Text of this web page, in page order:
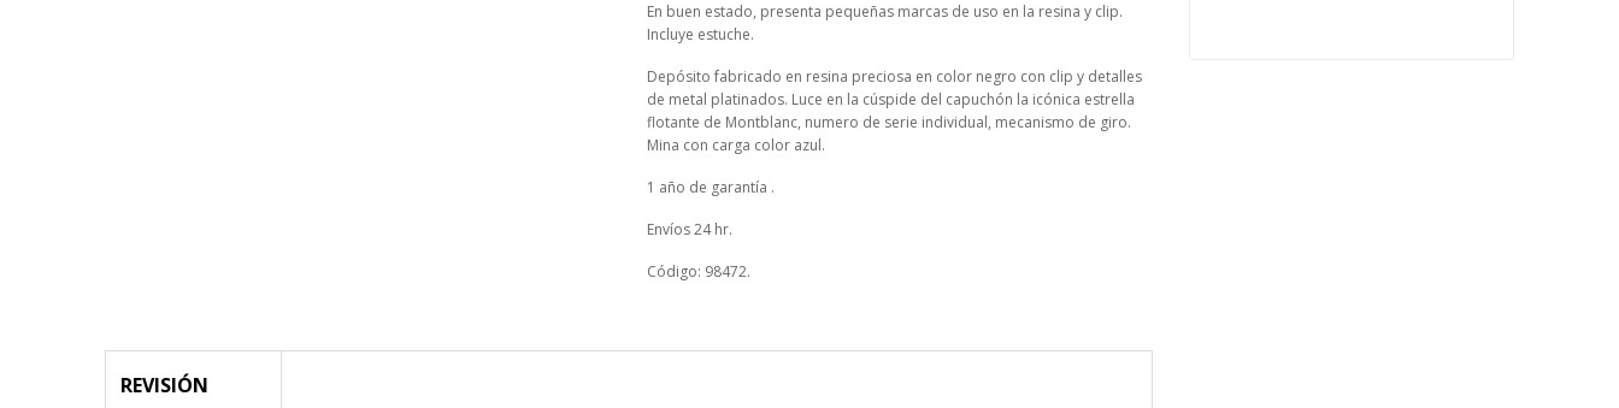
En buen estado, presenta pequeñas marcas de uso en la resina y clip.
Incluye estuche.
Depósito fabricado en resina preciosa en color negro con clip y detalles
de metal platinados. Luce en la cúspide del capuchón la icónica estrella
flotante de Montblanc, numero de serie individual, mecanismo de giro.
Mina con carga color azul.
1 año de garantía .
Envíos 24 hr.
Código: 98472.
REVISIÓN